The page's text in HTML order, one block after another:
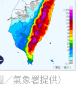
氣象署提供）